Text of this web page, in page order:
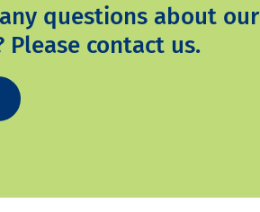
questions about our
contact us.